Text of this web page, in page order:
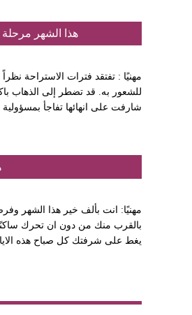
هذا الشهر مرحلة
مهنيًا : تفتقد فترات الاستراحة
للشعور به. قد تضطر إلى الذهاب
شارفت على انهائها تفاجأ بمسؤولية
مهنيًا: انت بألف خير هذا الشهر
بالقرب منك من دون ان تحرك
يغط على شرفتك كل صباح هذه